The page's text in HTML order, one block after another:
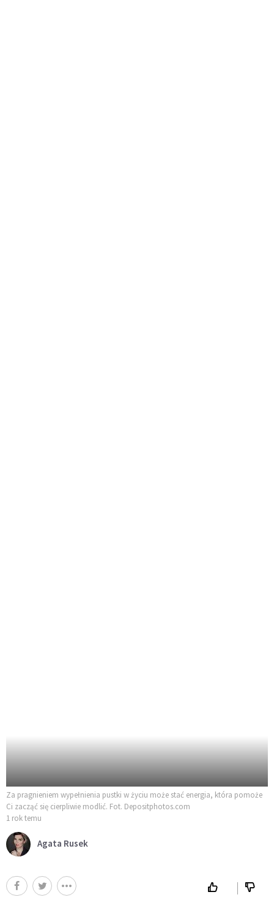
Za pragnieniem wypełnienia pustki w życiu może stać energia, która pomoże
Ci zacząć się cierpliwie modlić. Fot. Depositphotos.com
1 rok temu
Agata Rusek